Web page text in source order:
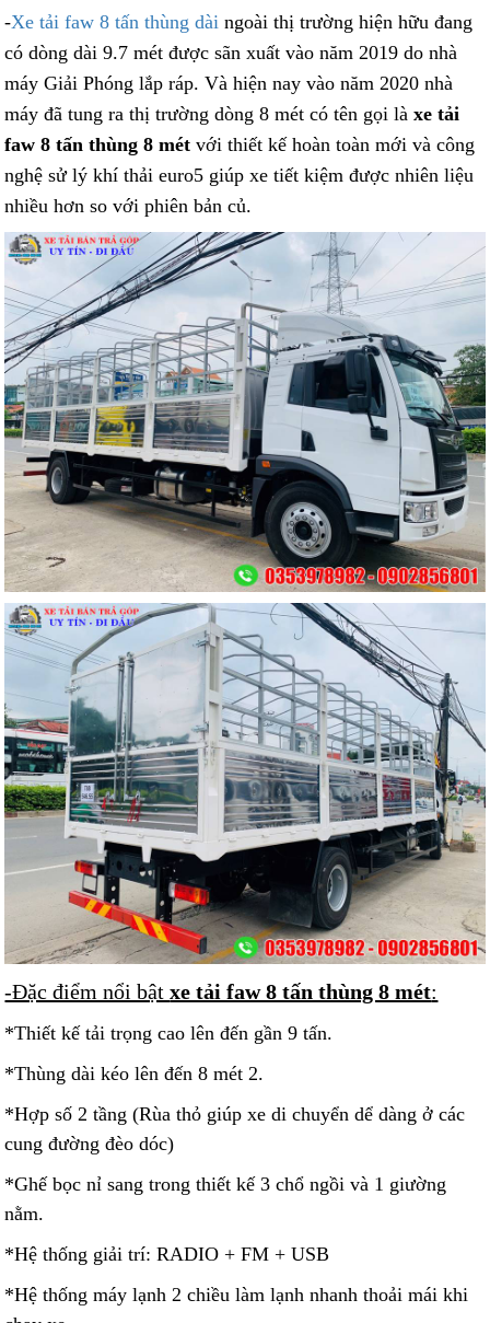
-Xe tải faw 8 tấn thùng dài ngoài thị trường hiện hữu đang
có dòng dài 9.7 mét được sãn xuất vào năm 2019 do nhà
máy Giải Phóng lắp ráp. Và hiện nay vào năm 2020 nhà
máy đã tung ra thị trường dòng 8 mét có tên gọi làxe tải
faw 8 tấn thùng 8 mét với thiết kế hoàn toàn mới và công
nghệ sử lý khí thải euro5 giúp xe tiết kiệm được nhiên liệu
nhiều hơn so với phiên bản củ.
-Đặc điểm nổi bậtxe tải faw 8 tấn thùng 8 mét:
*Thiết kế tải trọng cao lên đến gần 9 tấn.
*Thùng dài kéo lên đến 8 mét 2.
*Hợp số 2 tầng (Rùa thỏ giúp xe di chuyển dể dàng ở các
cung đường đèo dóc)
*Ghế bọc nỉ sang trong thiết kế 3 chổ ngồi và 1 giường
nằm.
*Hệ thống giải trí: RADIO + FM + USB
*Hệ thống máy lạnh 2 chiều làm lạnh nhanh thoải mái khi